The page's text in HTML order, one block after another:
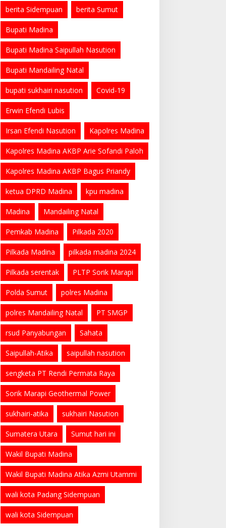
berita Sidempuan berita Sumut
Bupati Madina
Bupati Madina Saipullah Nasution
Bupati Mandailing Natal
bupati sukhairi nasution Covid-19
Erwin Efendi Lubis
Irsan Efendi Nasution Kapolres Madina
Kapolres Madina AKBP Arie Sofandi Paloh
Kapolres Madina AKBP Bagus Priandy
ketua DPRD Madina kpu madina
Madina Mandailing Natal
Pemkab Madina Pilkada 2020
Pilkada Madina pilkada madina 2024
Pilkada serentak PLTP Sorik Marapi
Polda Sumut polres Madina
polres Mandailing Natal PT SMGP
rsud Panyabungan Sahata
Saipullah-Atika saipullah nasution
sengketa PT Rendi Permata Raya
Sorik Marapi Geothermal Power
sukhairi-atika sukhairi Nasution
Sumatera Utara Sumut hari ini
Wakil Bupati Madina
Wakil Bupati Madina Atika Azmi Utammi
wali kota Padang Sidempuan
wali kota Sidempuan